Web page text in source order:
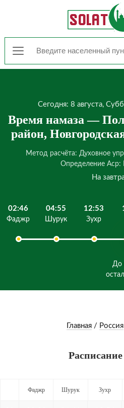
Сегодня: 8 августа,
Время намаза —
район,
Метод расчёта: Духовное
Определение
На
02:46
Фаджр
04:55
Шурук
12:53
Зухр
До
Главная / Россия
Фаджр Шурук Зухр